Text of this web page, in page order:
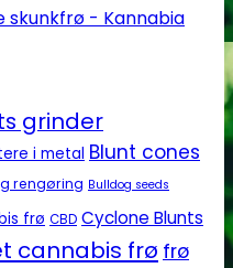
skunkfrø - Kannabia
grinder
i metal Blunt cones
rengøring Bulldog seeds
frø CBD Cyclone Blunts
cannabis frø frø